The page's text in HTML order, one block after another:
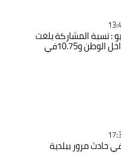
2 يوليو : نسبة المشاركة بلغت
21.24 بالمائة داخل الوطن و10.75في
في حادث مرور ببلدية